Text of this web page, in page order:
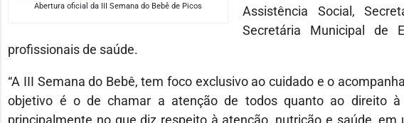
Abertura oficial da III Semana do Bebê de Picos
Assistência Social,
Secretária Municipal
profissionais de saúde.
“A III Semana do Bebê, tem foco exclusivo ao cuidado e o
objetivo é o de chamar a atenção de todos quanto ao direito à
principalmente no que diz respeito à atenção, nutrição e saúde, em